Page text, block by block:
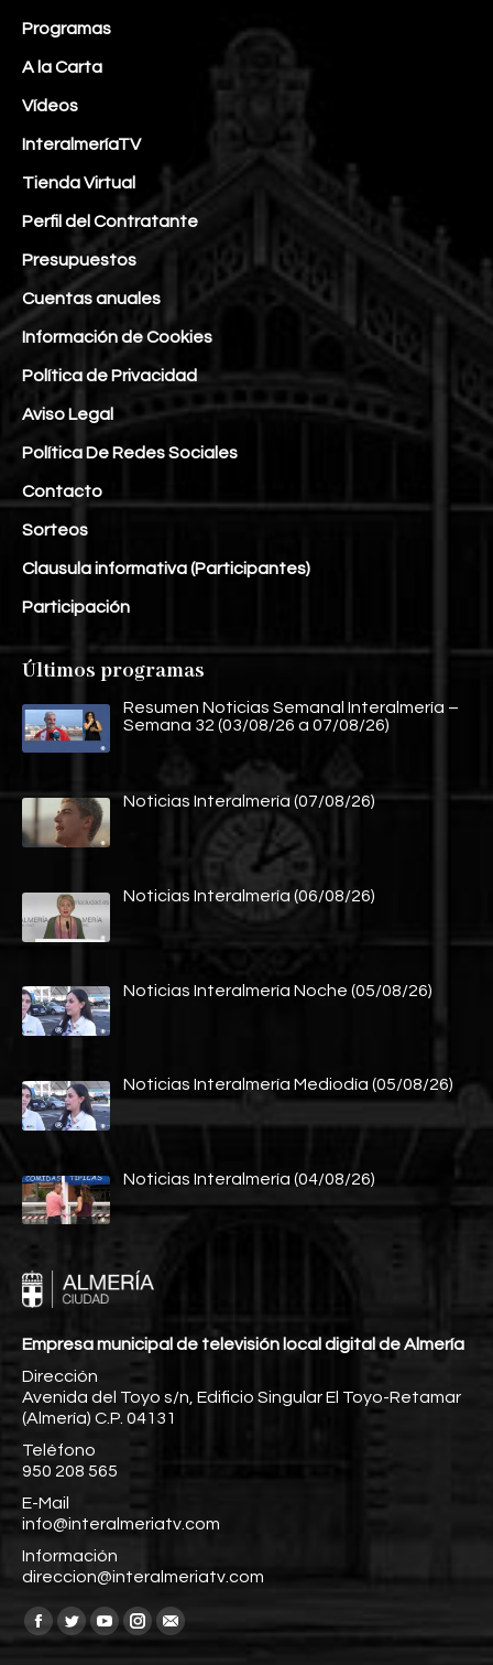
Programas
A la Carta
Vídeos
InteralmeríaTV
Tienda Virtual
Perfil del Contratante
Presupuestos
Cuentas anuales
Información de Cookies
Política de Privacidad
Aviso Legal
Política De Redes Sociales
Contacto
Sorteos
Clausula informativa (Participantes)
Participación
Últimos programas
Resumen Noticias Semanal Interalmería –
Semana 32 (03/08/26 a 07/08/26)
Noticias Interalmería (07/08/26)
Noticias Interalmería (06/08/26)
Noticias Interalmería Noche (05/08/26)
Noticias Interalmería Mediodía (05/08/26)
Noticias Interalmería (04/08/26)
Empresa municipal de televisión local digital de Almería
Dirección
Avenida del Toyo s/n, Edificio Singular El Toyo-Retamar
(Almería) C.P. 04131
Teléfono
950 208 565
E-Mail
info@interalmeriatv.com
Información
direccion@interalmeriatv.com
Encuéntranos en:
Facebook
TwitterYouTube
Instagram
Mail